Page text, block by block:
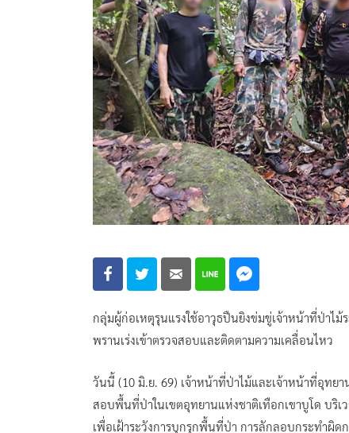
กลุ่มผู้ก่อเหตุรุนแรงใช้อาวุธปืนยิงข่มขู่เจ้าหน้าที่ป่าไ
พรานเร่งเข้าตรวจสอบและติดตามความเคลื่อนไหว
วันนี้ (10 มิ.ย. 69) เจ้าหน้าที่ป่าไม้และเจ้าหน้าที่อุทย
สอบพื้นที่ป่าในเขตอุทยานแห่งชาติเทือกเขาบูโด บริ
เพื่อเฝ้าระวังการบุกรุกพื้นที่ป่า การลักลอบกระทำผิ